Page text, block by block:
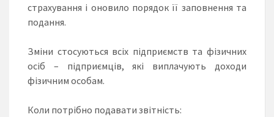
страхування і оновило порядок її заповнення та
подання.
Зміни стосуються всіх підприємств та фізичних
осіб – підприємців, які виплачують доходи
фізичним особам.
Коли потрібно подавати звітність: